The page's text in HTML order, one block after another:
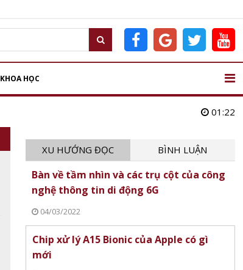
KHOA HỌC
01:22
XU HƯỚNG ĐỌC BÌNH LUẬN
Bàn về tầm nhìn và các trụ cột của công
nghệ thông tin di động 6G
04/03/2022
Chip xử lý A15 Bionic của Apple có gì
mới